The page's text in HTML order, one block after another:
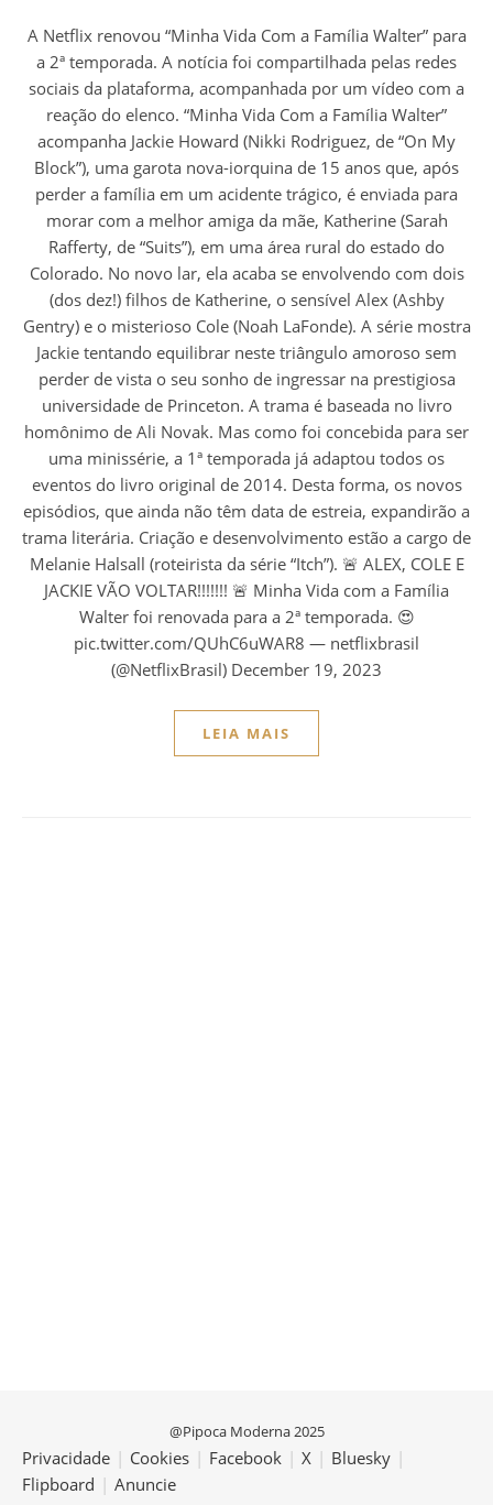
A Netflix renovou “Minha Vida Com a Família Walter” para
a 2ª temporada. A notícia foi compartilhada pelas redes
sociais da plataforma, acompanhada por um vídeo com a
reação do elenco. “Minha Vida Com a Família Walter”
acompanha Jackie Howard (Nikki Rodriguez, de “On My
Block”), uma garota nova-iorquina de 15 anos que, após
perder a família em um acidente trágico, é enviada para
morar com a melhor amiga da mãe, Katherine (Sarah
Rafferty, de “Suits”), em uma área rural do estado do
Colorado. No novo lar, ela acaba se envolvendo com dois
(dos dez!) filhos de Katherine, o sensível Alex (Ashby
Gentry) e o misterioso Cole (Noah LaFonde). A série mostra
Jackie tentando equilibrar neste triângulo amoroso sem
perder de vista o seu sonho de ingressar na prestigiosa
universidade de Princeton. A trama é baseada no livro
homônimo de Ali Novak. Mas como foi concebida para ser
uma minissérie, a 1ª temporada já adaptou todos os
eventos do livro original de 2014. Desta forma, os novos
episódios, que ainda não têm data de estreia, expandirão a
trama literária. Criação e desenvolvimento estão a cargo de
Melanie Halsall (roteirista da série “Itch”). 🚨 ALEX, COLE E
JACKIE VÃO VOLTAR!!!!!!! 🚨 Minha Vida com a Família
Walter foi renovada para a 2ª temporada. 😍
pic.twitter.com/QUhC6uWAR8 — netflixbrasil
(@NetflixBrasil) December 19, 2023
LEIA MAIS
@Pipoca Moderna 2025
Privacidade | Cookies | Facebook | X | Bluesky |
Flipboard | Anuncie